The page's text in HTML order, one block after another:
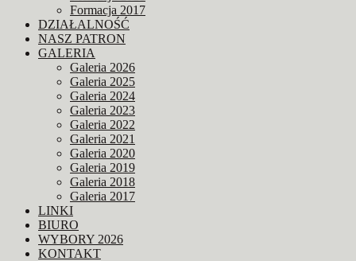
Formacja 2017
DZIAŁALNOŚĆ
NASZ PATRON
GALERIA
Galeria 2026
Galeria 2025
Galeria 2024
Galeria 2023
Galeria 2022
Galeria 2021
Galeria 2020
Galeria 2019
Galeria 2018
Galeria 2017
LINKI
BIURO
WYBORY 2026
KONTAKT